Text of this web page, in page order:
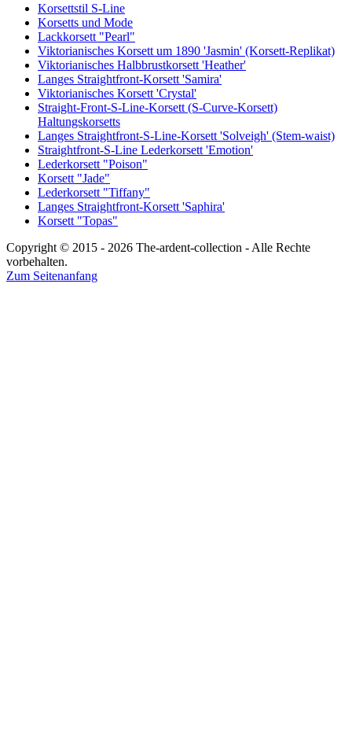
Korsettstil S-Line
Korsetts und Mode
Lackkorsett "Pearl"
Viktorianisches Korsett um 1890 'Jasmin' (Korsett-Replikat)
Viktorianisches Halbbrustkorsett 'Heather'
Langes Straightfront-Korsett 'Samira'
Viktorianisches Korsett 'Crystal'
Straight-Front-S-Line-Korsett (S-Curve-Korsett)
Haltungskorsetts
Langes Straightfront-S-Line-Korsett 'Solveigh' (Stem-waist)
Straightfront-S-Line Lederkorsett 'Emotion'
Lederkorsett "Poison"
Korsett "Jade"
Lederkorsett "Tiffany"
Langes Straightfront-Korsett 'Saphira'
Korsett "Topas"
Copyright © 2015 - 2026 The-ardent-collection - Alle Rechte
vorbehalten.
Zum Seitenanfang